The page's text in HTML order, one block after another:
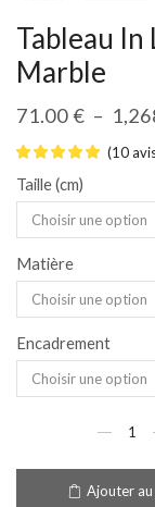
Tableau In
Marble
71.00€ –
(10
Taille (cm)
Matière
Encadrement
Ajouter